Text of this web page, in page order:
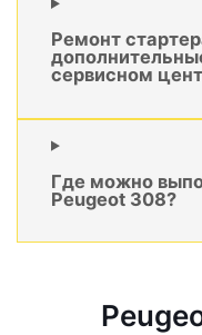
Ремонт
сервисном
Где можно
Peugeot 308?